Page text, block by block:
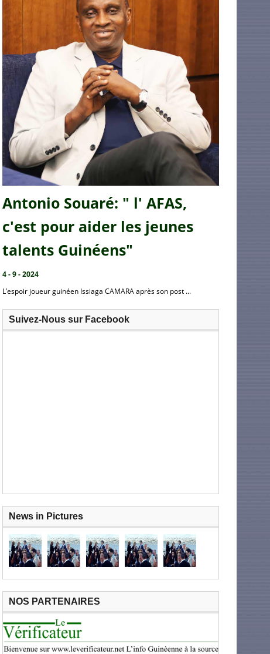
Antonio Souaré: " l' AFAS,
c'est pour aider les jeunes
talents Guinéens"
4 - 9 - 2024
L’espoir joueur guinéen Issiaga CAMARA après son post ...
Suivez-Nous sur Facebook
News in Pictures
NOS PARTENAIRES